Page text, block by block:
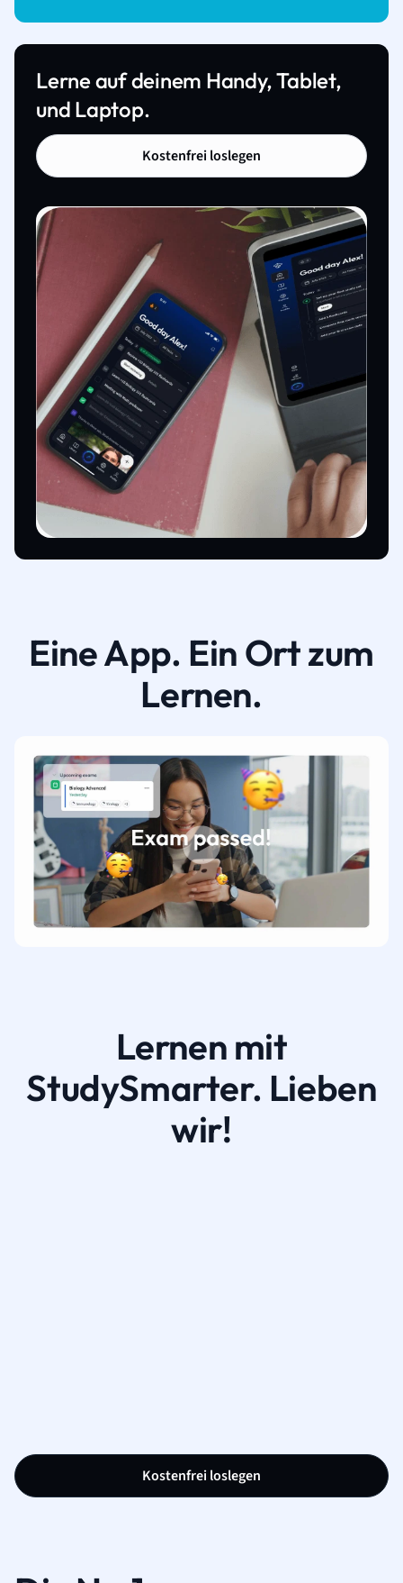
Lerne auf deinem Handy, Tablet,
und Laptop.
Kostenfrei loslegen
Eine App. Ein Ort zum
Lernen.
Lernen mit
StudySmarter. Lieben
wir!
Kostenfrei loslegen